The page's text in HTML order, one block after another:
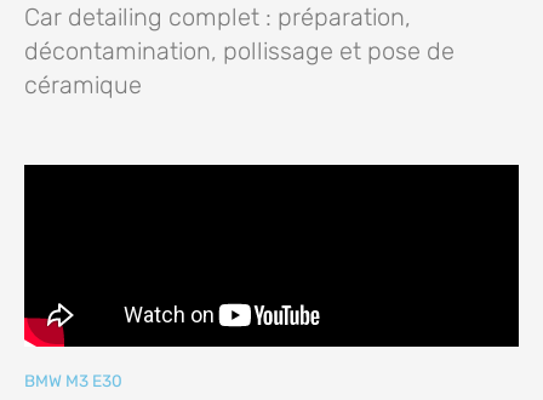
Car detailing complet : préparation,
décontamination, pollissage et pose de
céramique​
BMW M3 E30